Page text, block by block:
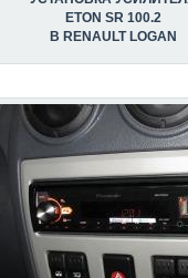
ETON SR 100.2
В RENAULT LOGAN